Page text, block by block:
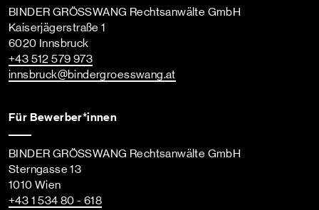
BINDER GRÖSSWANG Rechtsanwälte GmbH
Kaiserjägerstraße 1
6020 Innsbruck
+43 512 579 973
innsbruck@bindergroesswang.at
Für Bewerber*innen
BINDER GRÖSSWANG Rechtsanwälte GmbH
Sterngasse 13
1010 Wien
+43 1 534 80 - 618